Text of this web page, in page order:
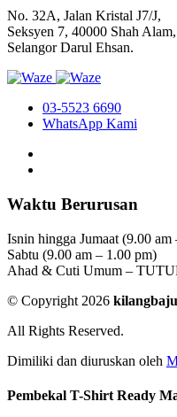
No. 32A, Jalan Kristal J7/J,
Seksyen 7, 40000 Shah Alam,
Selangor Darul Ehsan.
03-5523 6690
WhatsApp Kami
Waktu Berurusan
Isnin hingga Jumaat (9.00 am
Sabtu (9.00 am – 1.00 pm)
Ahad & Cuti Umum –
© Copyright 2026
All Rights Reserved.
Dimiliki dan diuruskan oleh
Pembekal T-Shirt Ready